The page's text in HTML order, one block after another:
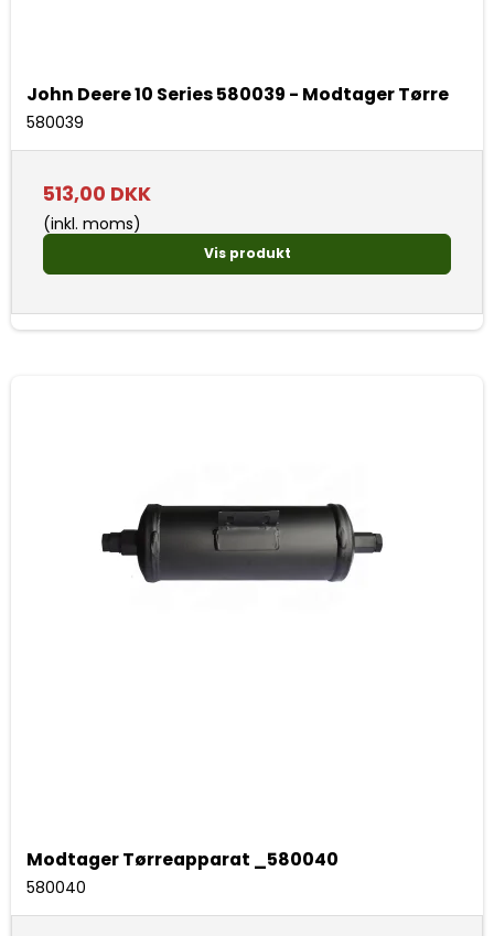
John Deere 10 Series 580039 - Modtager Tørre
580039
513,00 DKK
(inkl. moms)
Vis produkt
Modtager Tørreapparat _580040
580040